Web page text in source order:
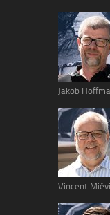
Jakob
Vincent